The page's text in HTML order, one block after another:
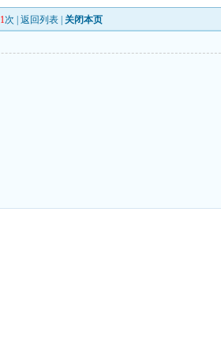
次 |返回列表 关闭本页